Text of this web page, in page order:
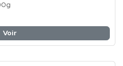
Voir